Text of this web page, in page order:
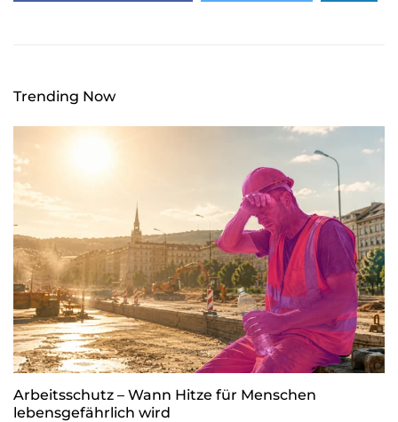
Trending Now
Arbeitsschutz – Wann Hitze für Menschen
lebensgefährlich wird